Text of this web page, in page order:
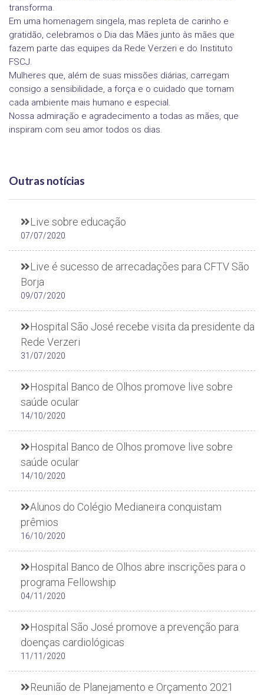
transforma.
Em uma homenagem singela, mas repleta de carinho e
gratidão, celebramos o Dia das Mães junto às mães que
fazem parte das equipes da Rede Verzeri e do Instituto
FSCJ.
Mulheres que, além de suas missões diárias, carregam
consigo a sensibilidade, a força e o cuidado que tornam
cada ambiente mais humano e especial.
Nossa admiração e agradecimento a todas as mães, que
inspiram com seu amor todos os dias.
Outras notícias
Live sobre educação
07/07/2020
Live é sucesso de arrecadações para CFTV São
Borja
09/07/2020
Hospital São José recebe visita da presidente da
Rede Verzeri
31/07/2020
Hospital Banco de Olhos promove live sobre
saúde ocular
14/10/2020
Hospital Banco de Olhos promove live sobre
saúde ocular
14/10/2020
Alunos do Colégio Medianeira conquistam
prêmios
16/10/2020
Hospital Banco de Olhos abre inscrições para o
programa Fellowship
04/11/2020
Hospital São José promove a prevenção para
doenças cardiológicas
11/11/2020
Reunião de Planejamento e Orçamento 2021